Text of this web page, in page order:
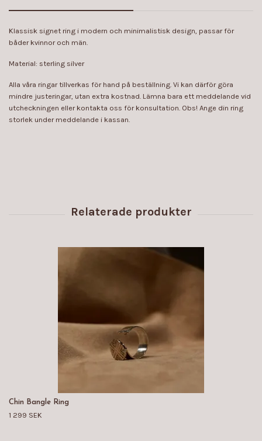
Klassisk signet ring i modern och minimalistisk design, passar för
båder kvinnor och män.
Material: sterling silver
Alla våra ringar tillverkas för hand på beställning. Vi kan därför göra
mindre justeringar, utan extra kostnad. Lämna bara ett meddelande vid
utcheckningen eller kontakta oss för konsultation. Obs! Ange din ring
storlek under meddelande i kassan.
Chin Bangle Ring
1 299 SEK